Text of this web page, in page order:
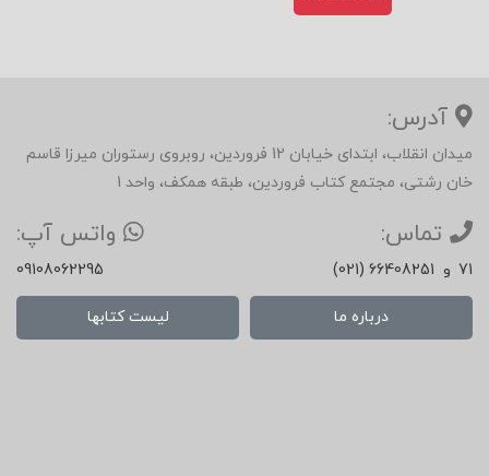
آدرس:
میدان انقلاب، ابتدای خیابان 12 فروردین، روبروی رستوران میرزا قاسم
خان رشتی، مجتمع کتاب فروردین، طبقه همکف، واحد 1
تماس:
(021) 66408251 و 71
واتس آپ:
09108062295
درباره ما لیست کتابها